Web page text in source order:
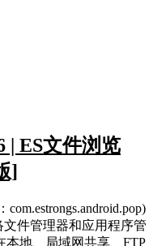
| ES文件浏览
]
件管理器和应用程序管
本地、局域网共享、FTP